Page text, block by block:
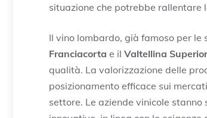
situazione che potrebbe rallentare
Il vino lombardo, già famoso per le
Franciacorta e il Valtellina
qualità. La valorizzazione delle
posizionamento efficace sui
settore. Le aziende vinicole